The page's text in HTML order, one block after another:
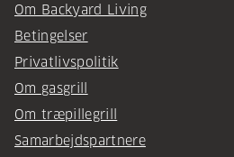
Om Backyard Living
Betingelser
Privatlivspolitik
Om gasgrill
Om træpillegrill
Samarbejdspartnere